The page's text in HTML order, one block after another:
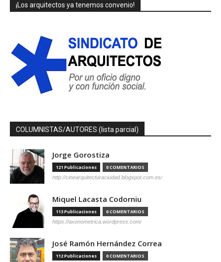
¡Los arquitectos ya tenemos convenio!
COLUMNISTAS/AUTORES (lista parcial)
Jorge Gorostiza
121 Publicaciones 0 COMENTARIOS
http://cinearquitecturaciudad.blogspot.com.es/
Miquel Lacasta Codorniu
113 Publicaciones 0 COMENTARIOS
https://axonometrica.wordpress.com/
José Ramón Hernández Correa
112 Publicaciones 0 COMENTARIOS